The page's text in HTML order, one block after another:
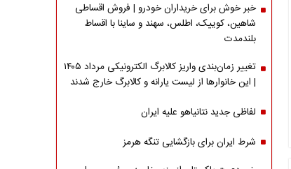
خبر خوش برای خریداران خودرو | فروش اقساطی
شاهین، کوییک، اطلس، سهند و ساینا با اقساط
بلندمدت
تغییر زمان‌بندی واریز کالابرگ الکترونیکی مرداد ۱۴۰۵
| این خانوارها از لیست یارانه و کالابرگ خارج شدند
لفاظی جدید نتانیاهو علیه ایران
شرط ایران برای بازگشایی تنگه هرمز